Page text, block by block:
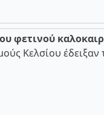
φετινού
Κελσίου